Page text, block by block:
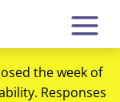
the week of
Responses